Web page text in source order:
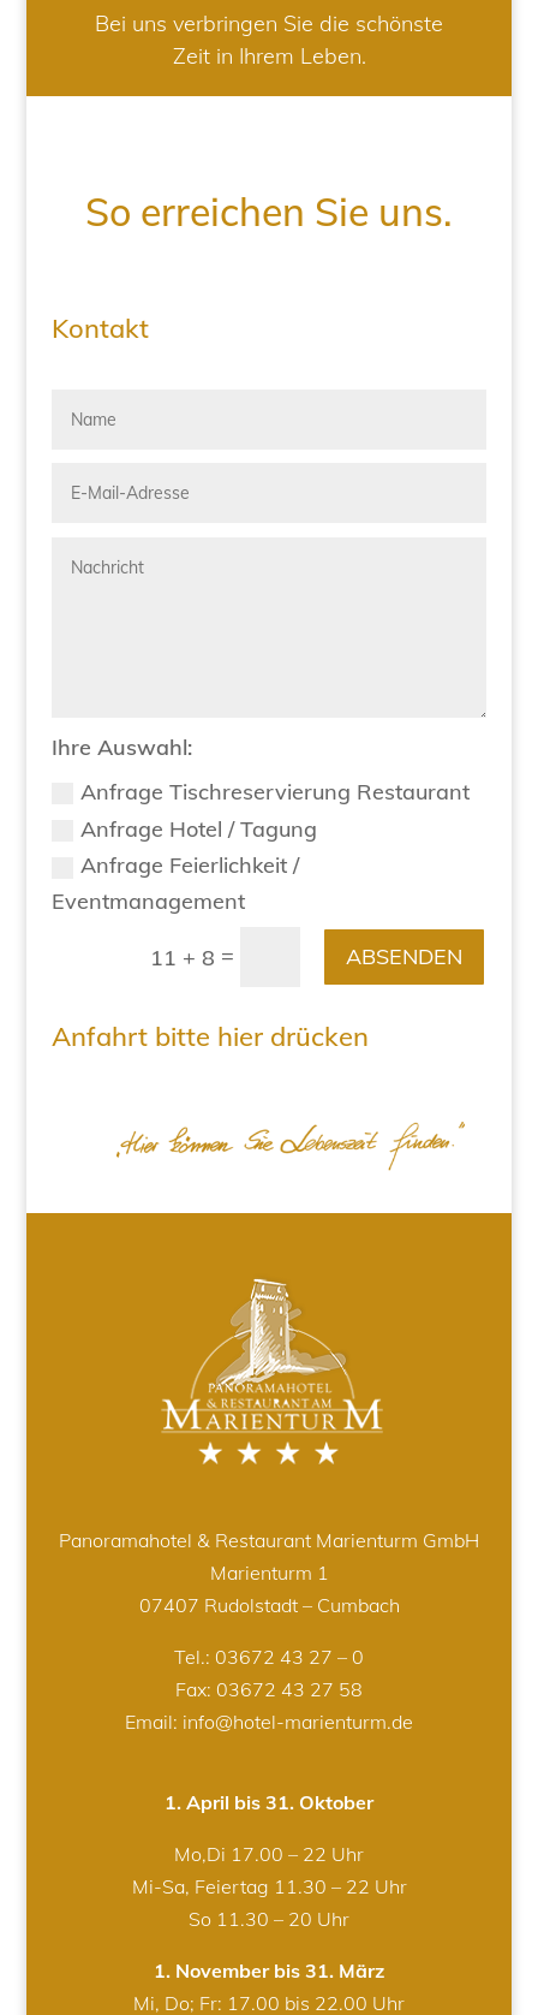
Bei uns verbringen Sie die schönste
Zeit in Ihrem Leben.
So erreichen Sie uns.
Kontakt
Ihre Auswahl:
Anfrage Tischreservierung Restaurant
Anfrage Hotel / Tagung
Anfrage Feierlichkeit /
Eventmanagement
11 + 8 = ABSENDEN
Anfahrt bitte hier drücken
Panoramahotel & Restaurant Marienturm GmbH
Marienturm 1
07407 Rudolstadt – Cumbach
Tel.: 03672 43 27 – 0
Fax: 03672 43 27 58
Email: info@hotel-marienturm.de
1. April bis 31. Oktober
Mo,Di 17.00 – 22 Uhr
Mi-Sa, Feiertag 11.30 – 22 Uhr
So 11.30 – 20 Uhr
1. November bis 31. März
Mi, Do; Fr: 17.00 bis 22.00 Uhr